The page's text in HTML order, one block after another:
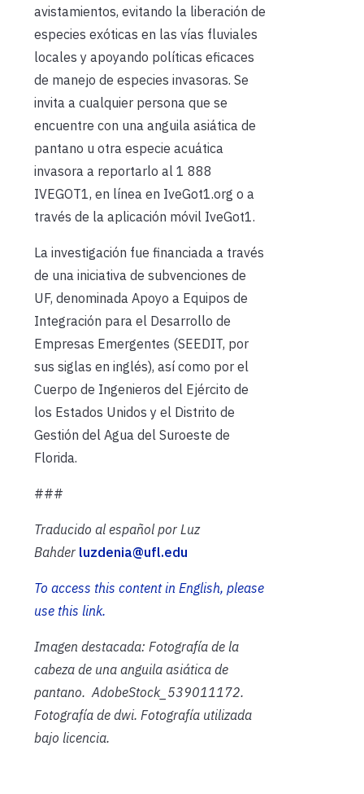
avistamientos, evitando la liberación de
especies exóticas en las vías fluviales
locales y apoyando políticas eficaces
de manejo de especies invasoras. Se
invita a cualquier persona que se
encuentre con una anguila asiática de
pantano u otra especie acuática
invasora a reportarlo al 1 888
IVEGOT1, en línea en IveGot1.org o a
través de la aplicación móvil IveGot1.
La investigación fue financiada a través
de una iniciativa de subvenciones de
UF, denominada Apoyo a Equipos de
Integración para el Desarrollo de
Empresas Emergentes (SEEDIT, por
sus siglas en inglés), así como por el
Cuerpo de Ingenieros del Ejército de
los Estados Unidos y el Distrito de
Gestión del Agua del Suroeste de
Florida.
###
Traducido al español por Luz
Bahder luzdenia@ufl.edu
To access this content in English, please
use this link.
Imagen destacada: Fotografía de la
cabeza de una anguila asiática de
pantano. AdobeStock_539011172.
Fotografía de dwi. Fotografía utilizada
bajo licencia.